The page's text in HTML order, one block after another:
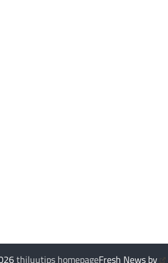
thiluutips homepageFresh News by